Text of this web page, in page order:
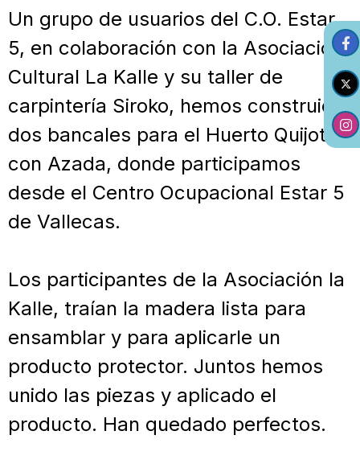
Un grupo de usuarios del C.O. Estar
5, en colaboración con la Asociación
Cultural La Kalle y su taller de
carpintería Siroko, hemos construido
dos bancales para el Huerto Quijotes
con Azada, donde participamos
desde el Centro Ocupacional Estar 5
de Vallecas.
Los participantes de la Asociación la
Kalle, traían la madera lista para
ensamblar y para aplicarle un
producto protector. Juntos hemos
unido las piezas y aplicado el
producto. Han quedado perfectos.